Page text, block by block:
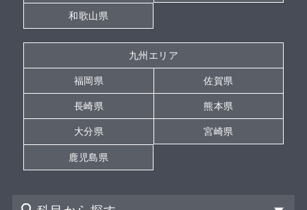
和歌山県
九州エリア
福岡県 佐賀県
長崎県 熊本県
大分県 宮崎県
鹿児島県